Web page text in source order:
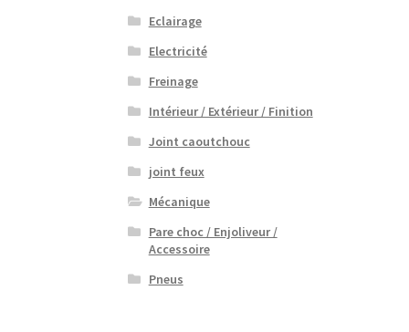
Eclairage
Electricité
Freinage
Intérieur / Extérieur / Finition
Joint caoutchouc
joint feux
Mécanique
Pare choc / Enjoliveur /
Accessoire
Pneus